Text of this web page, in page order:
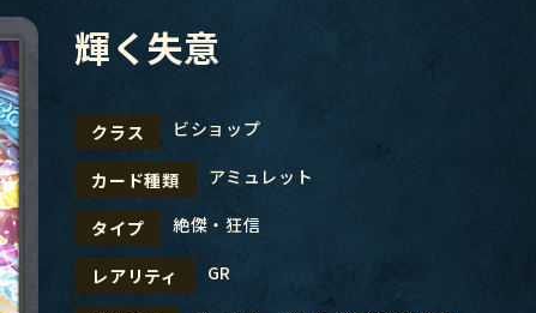
輝く失意
クラス ビショップ
カード種類 アミュレット
タイプ 絶傑・狂信
レアリティ GR